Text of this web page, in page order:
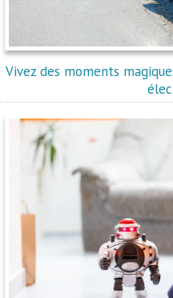
Vivez des moments